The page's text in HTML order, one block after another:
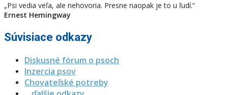
„Psi vedia veľa, ale nehovoria. Presne naopak je to u ľudí.“
Ernest Hemingway
Súvisiace odkazy
Diskusné fórum o psoch
Inzercia psov
Chovateľské potreby